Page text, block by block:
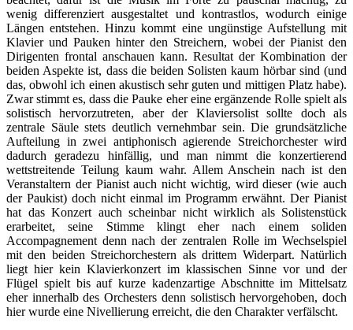
wenig differenziert ausgestaltet und kontrastlos, wodurch einige
Längen entstehen. Hinzu kommt eine ungünstige Aufstellung mit
Klavier und Pauken hinter den Streichern, wobei der Pianist den
Dirigenten frontal anschauen kann. Resultat der Kombination der
beiden Aspekte ist, dass die beiden Solisten kaum hörbar sind (und
das, obwohl ich einen akustisch sehr guten und mittigen Platz habe).
Zwar stimmt es, dass die Pauke eher eine ergänzende Rolle spielt als
solistisch hervorzutreten, aber der Klaviersolist sollte doch als
zentrale Säule stets deutlich vernehmbar sein. Die grundsätzliche
Aufteilung in zwei antiphonisch agierende Streichorchester wird
dadurch geradezu hinfällig, und man nimmt die konzertierend
wettstreitende Teilung kaum wahr. Allem Anschein nach ist den
Veranstaltern der Pianist auch nicht wichtig, wird dieser (wie auch
der Paukist) doch nicht einmal im Programm erwähnt. Der Pianist
hat das Konzert auch scheinbar nicht wirklich als Solistenstück
erarbeitet, seine Stimme klingt eher nach einem soliden
Accompagnement denn nach der zentralen Rolle im Wechselspiel
mit den beiden Streichorchestern als drittem Widerpart. Natürlich
liegt hier kein Klavierkonzert im klassischen Sinne vor und der
Flügel spielt bis auf kurze kadenzartige Abschnitte im Mittelsatz
eher innerhalb des Orchesters denn solistisch hervorgehoben, doch
hier wurde eine Nivellierung erreicht, die den Charakter verfälscht.